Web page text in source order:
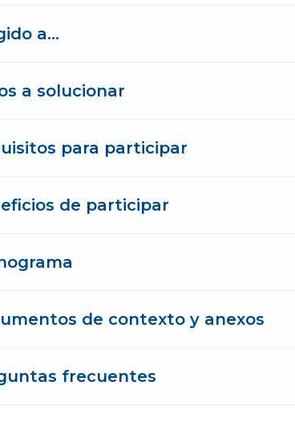
a…
a solucionar
para participar
de participar
de contexto y anexos
frecuentes